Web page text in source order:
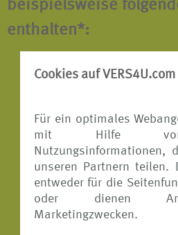
Cookies auf VERS4U.com
Für ein optimales
mit Hilfe von
unseren Partnern teilen.
entweder für die
oder dienen
Marketingzwecken.
beispielsweise
enthalten*:
Reisekranken-
Reisegepäck-Versicherung
Reiseunfall-Versicherung
Notfallversicherung